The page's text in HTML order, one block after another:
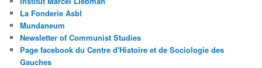
La Fonderie Asbl
Mundaneum
Newsletter of Communist Studies
Page facebook du Centre d'Histoire et de Sociologie des
Gauches